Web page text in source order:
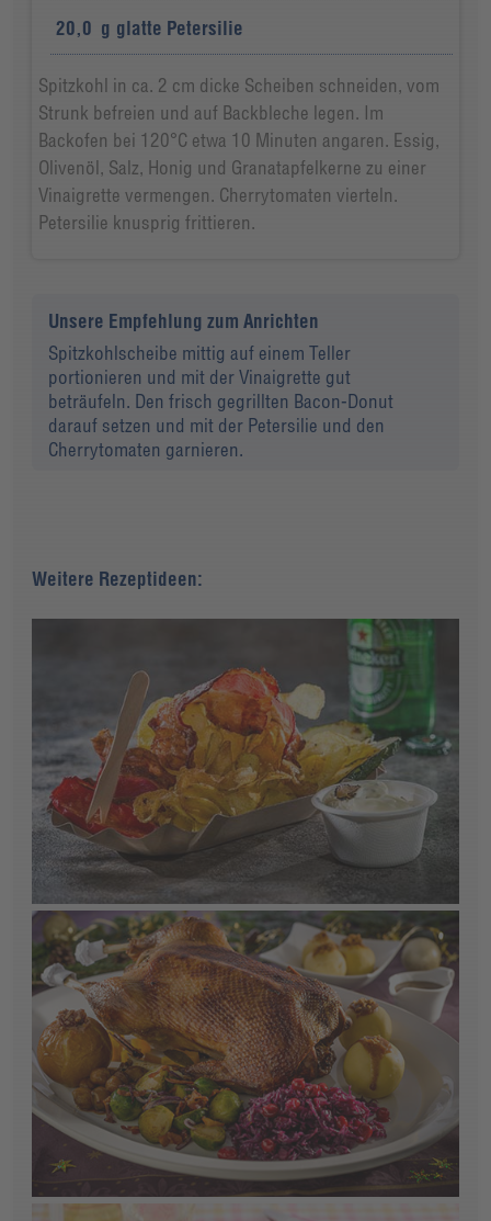
20,0 g glatte Petersilie
Spitzkohl in ca. 2 cm dicke Scheiben schneiden, vom
Strunk befreien und auf Backbleche legen. Im
Backofen bei 120°C etwa 10 Minuten angaren. Essig,
Olivenöl, Salz, Honig und Granatapfelkerne zu einer
Vinaigrette vermengen. Cherrytomaten vierteln.
Petersilie knusprig frittieren.
Unsere Empfehlung zum Anrichten
Spitzkohlscheibe mittig auf einem Teller
portionieren und mit der Vinaigrette gut
beträufeln. Den frisch gegrillten Bacon-Donut
darauf setzen und mit der Petersilie und den
Cherrytomaten garnieren.
Weitere Rezeptideen: